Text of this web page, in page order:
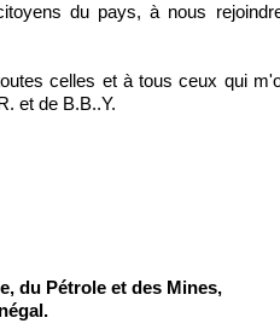
du pays, à nous
celles et à tous ceux qui
et de B.B..Y.
du Pétrole et des Mines,